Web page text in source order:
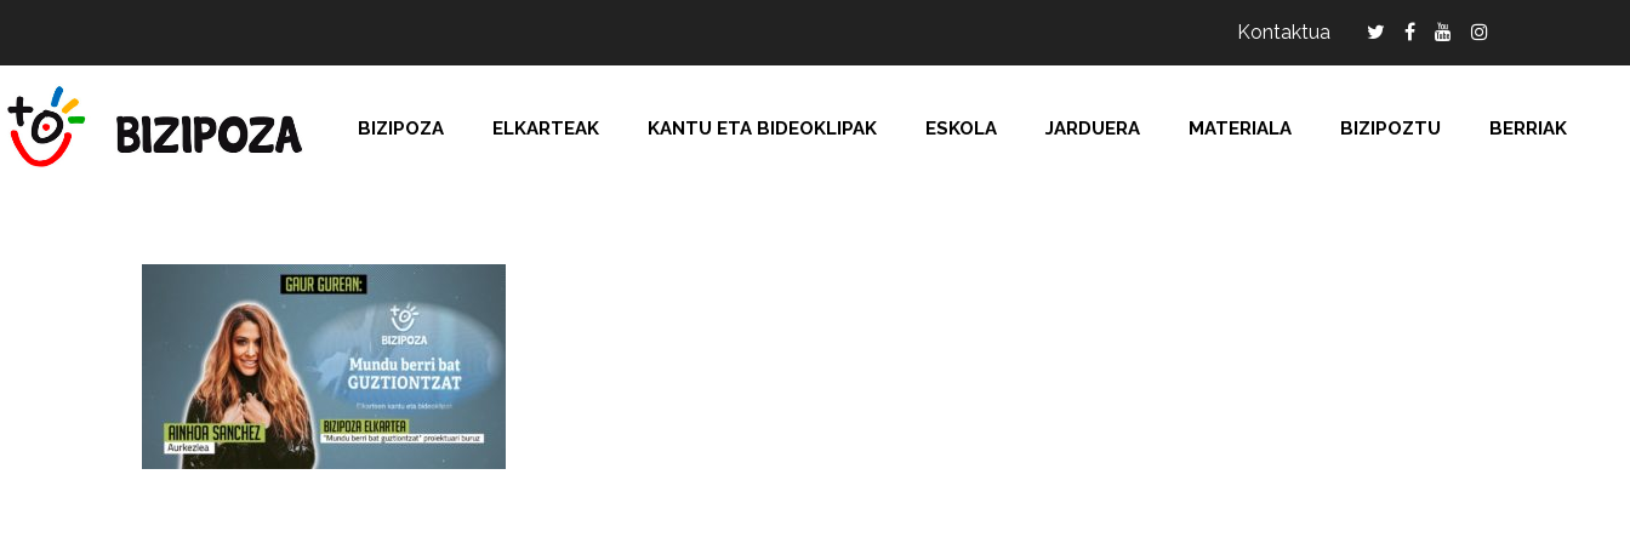
Kontaktua
BIZIPOZA ELKARTEAK KANTU ETA BIDEOKLIPAK ESKOLA JARDUERA MATERIALA BIZIPOZTU BERRIAK